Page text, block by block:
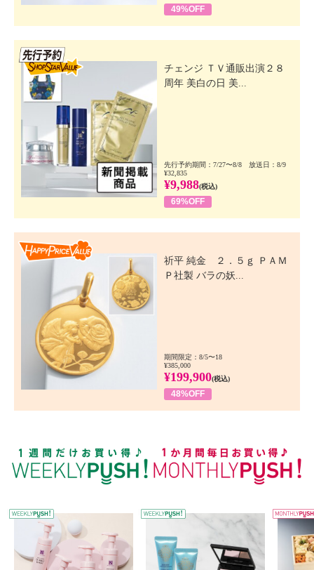
49%OFF
チェンジ ＴＶ通販出演２８
周年 美白の日 美...
先行予約期間：7/27〜8/8 放送日：8/9
¥32,835
¥9,988(税込)
69%OFF
祈平 純金 ２．５ｇ ＰＡＭ
Ｐ社製 バラの妖...
期間限定：8/5〜18
¥385,000
¥199,900(税込)
48%OFF
WEEKLY PUSH